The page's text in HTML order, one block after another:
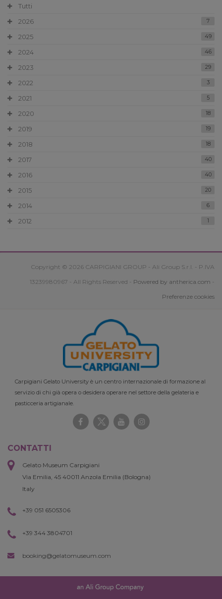
Tutti
2026
7
2025 49
2024 46
2023 29
2022 3
2021 5
2020 18
2019 19
2018 18
2017 40
2016 40
2015 20
2014 6
2012 1
Copyright © 2026 CARPIGIANI GROUP - Ali Group S.r.l. - P.IVA
13239980967 - All Rights Reserved - Powered by antherica.com -
Preferenze cookies
Carpigiani Gelato University è un centro internazionale di formazione al
servizio di chi già opera o desidera operare nel settore della gelateria e
pasticceria artigianale.
CONTATTI
Gelato Museum Carpigiani
Via Emilia, 45 40011 Anzola Emilia (Bologna)
Italy
+39 051 6505306
+39 344 3804701
booking@gelatomuseum.com